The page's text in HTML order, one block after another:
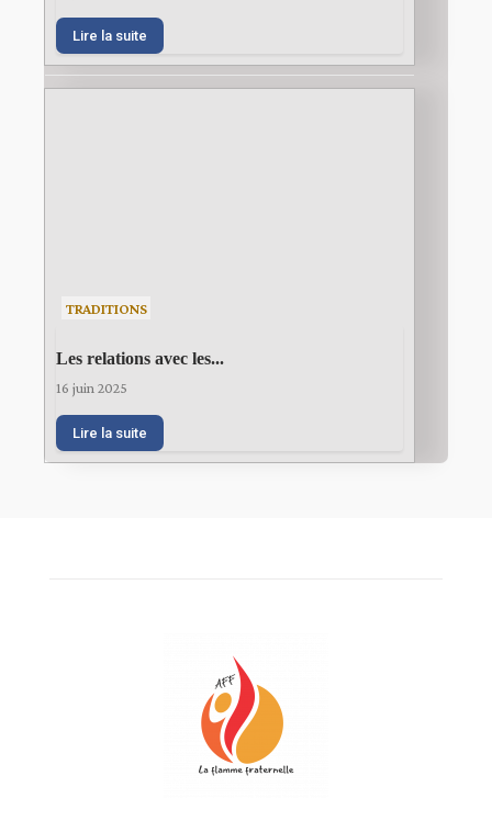
Lire la suite
TRADITIONS
Les relations avec les...
16 juin 2025
Lire la suite